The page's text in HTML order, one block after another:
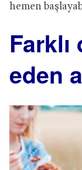
hemen
eden